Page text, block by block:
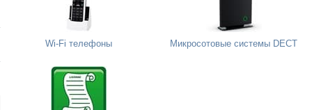
Wi-Fi телефоны Микросотовые системы DECT
Стойки и крепления для панелей и
телевизоров
Шахтные телефоны
SFP-модули
3G/4G LTE и ADSL модемы
Мобильные телефоны